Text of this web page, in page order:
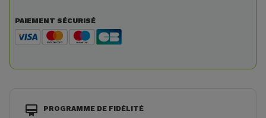
PAIEMENT SÉCURISÉ
PROGRAMME DE FIDÉLITÉ